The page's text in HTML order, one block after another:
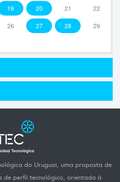
19 20 21 22
26 27 28 29
do Uruguai, uma proposta de
de perfil tecnológico, orientada à